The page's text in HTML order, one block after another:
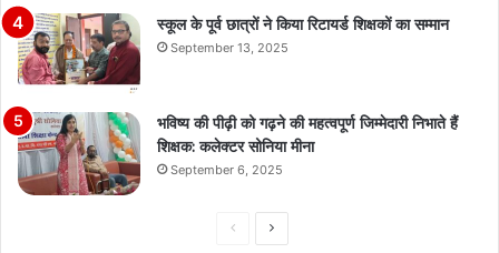
स्कूल के पूर्व छात्रों ने किया रिटायर्ड शिक्षकों का सम्मान
September 13, 2025
भविष्य की पीढ़ी को गढ़ने की महत्वपूर्ण जिम्मेदारी निभाते हैं
शिक्षक: कलेक्टर सोनिया मीना
September 6, 2025
PreviousNext